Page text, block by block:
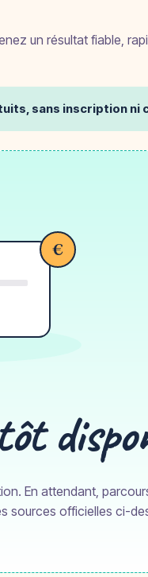
un résultat fiable,
sans inscription ni
€
En attendant,
sources officielles ci-